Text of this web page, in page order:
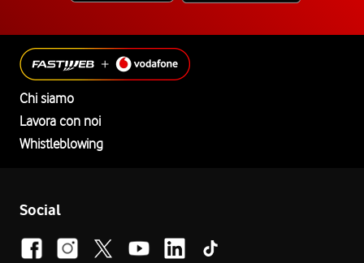
Chi siamo
Lavora con noi
Whistleblowing
Social